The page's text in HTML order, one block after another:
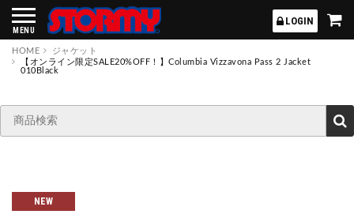
MENU
LOGIN
HOME
ジャケット
【オンライン限定SALE20%OFF！】Columbia Vizzavona Pass 2 Jacket
010Black
NEW